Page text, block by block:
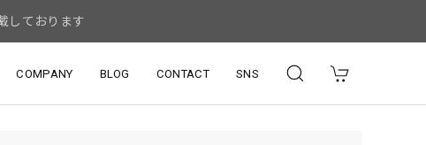
しております
COMPANY BLOG CONTACT SNS